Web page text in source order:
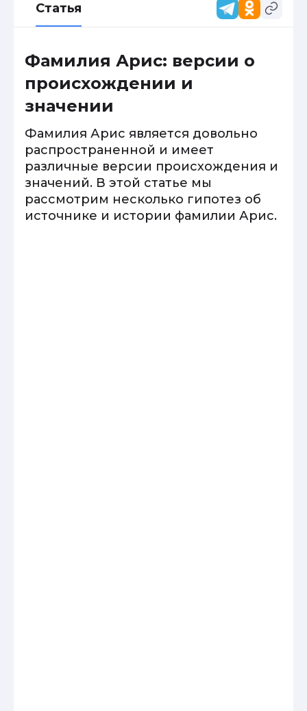
Статья
Фамилия Арис: версии о
происхождении и
значении
Фамилия Арис является довольно
распространенной и имеет
различные версии происхождения и
значений. В этой статье мы
рассмотрим несколько гипотез об
источнике и истории фамилии Арис.